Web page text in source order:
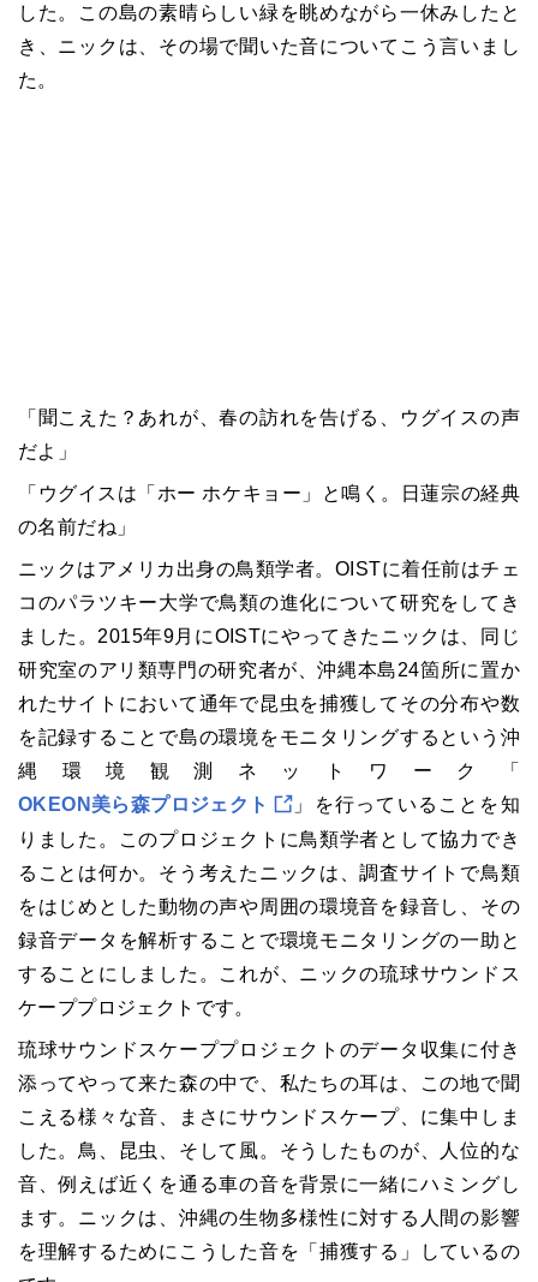
した。この島の素晴らしい緑を眺めながら一休みしたと
き、ニックは、その場で聞いた音についてこう言いまし
た。
「聞こえた？あれが、春の訪れを告げる、ウグイスの声
だよ」
「ウグイスは「ホー ホケキョー」と鳴く。日蓮宗の経典
の名前だね」
ニックはアメリカ出身の鳥類学者。OISTに着任前はチェ
コのパラツキー大学で鳥類の進化について研究をしてき
ました。2015年9月にOISTにやってきたニックは、同じ
研究室のアリ類専門の研究者が、沖縄本島24箇所に置か
れたサイトにおいて通年で昆虫を捕獲してその分布や数
を記録することで島の環境をモニタリングするという沖
縄環境観測ネットワーク「
OKEON美ら森プロジェクト
」を行っていることを知
りました。このプロジェクトに鳥類学者として協力でき
ることは何か。そう考えたニックは、調査サイトで鳥類
をはじめとした動物の声や周囲の環境音を録音し、その
録音データを解析することで環境モニタリングの一助と
することにしました。これが、ニックの琉球サウンドス
ケーププロジェクトです。
琉球サウンドスケーププロジェクトのデータ収集に付き
添ってやって来た森の中で、私たちの耳は、この地で聞
こえる様々な音、まさにサウンドスケープ、に集中しま
した。鳥、昆虫、そして風。そうしたものが、人位的な
音、例えば近くを通る車の音を背景に一緒にハミングし
ます。ニックは、沖縄の生物多様性に対する人間の影響
を理解するためにこうした音を「捕獲する」しているの